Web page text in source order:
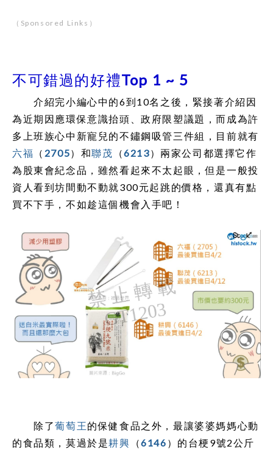
（Sponsored Links）
不可錯過的好禮Top 1 ~ 5
介紹完小編心中的6到10名之後，緊接著介紹因
為近期因應環保意識抬頭、政府限塑議題，而成為許
多上班族心中新寵兒的不鏽鋼吸管三件組，目前就有
六福 （ 2705）和聯茂 （6213）兩家公司都選擇它作
為股東會紀念品，雖然看起來不太起眼，但是一般投
資人看到坊間動不動就300元起跳的價格，還真有點
買不下手，不如趁這個機會入手吧！
除了葡萄王的保健食品之外，最讓婆婆媽媽心動
的食品類，莫過於是耕興 （6146 ）的台梗9號2公斤